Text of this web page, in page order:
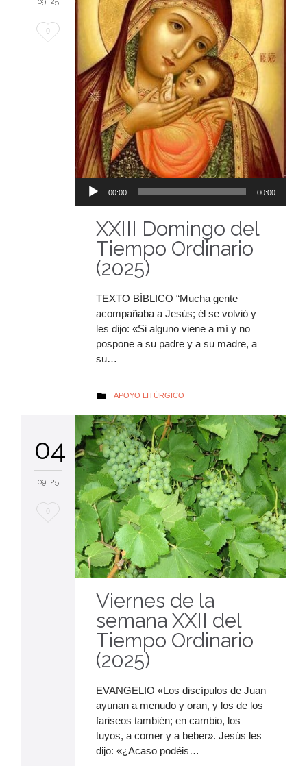
Me
0
00:00 00:00
XXIII Domingo del
Tiempo Ordinario
(2025)
TEXTO BÍBLICO “Mucha gente
acompañaba a Jesús; él se volvió y
les dijo: «Si alguno viene a mí y no
pospone a su padre y a su madre, a
su…
 AUTOR
APOYO LITÚRGICO
04
09 '25
Me
0
Viernes de la
semana XXII del
Tiempo Ordinario
(2025)
EVANGELIO «Los discípulos de Juan
ayunan a menudo y oran, y los de los
fariseos también; en cambio, los
tuyos, a comer y a beber». Jesús les
dijo: «¿Acaso podéis…